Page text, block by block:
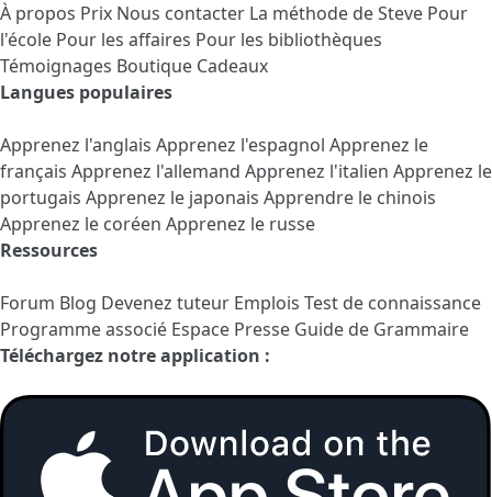
À propos Prix Nous contacter La méthode de Steve Pour
l'école Pour les affaires Pour les bibliothèques
Témoignages Boutique Cadeaux
Langues populaires
Apprenez l'anglais Apprenez l'espagnol Apprenez le
français Apprenez l'allemand Apprenez l'italien Apprenez le
portugais Apprenez le japonais Apprendre le chinois
Apprenez le coréen Apprenez le russe
Ressources
Forum Blog Devenez tuteur Emplois Test de connaissance
Programme associé Espace Presse Guide de Grammaire
Téléchargez notre application :